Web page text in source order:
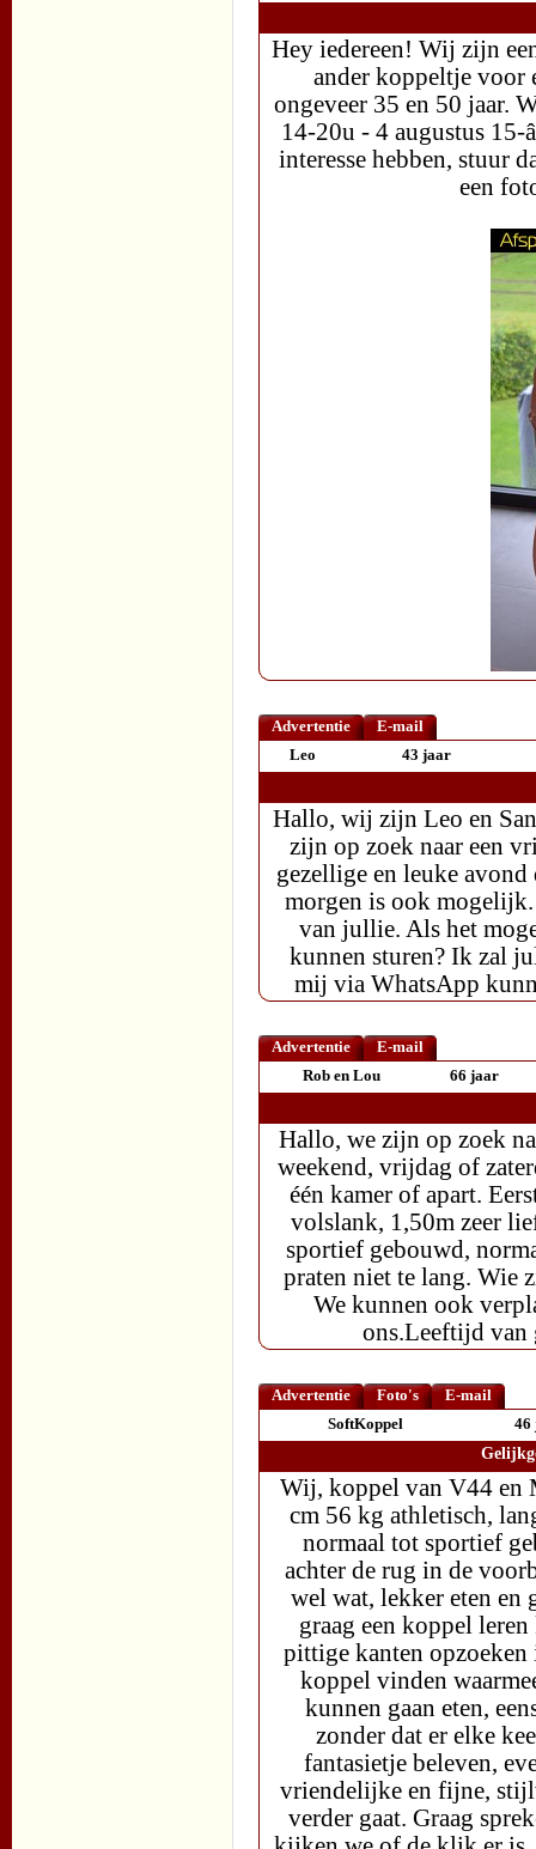
Hey iedereen! Wij zijn
ander koppeltje voor
ongeveer 35 en 50 jaar.
14-20u - 4 augustus 15-
interesse hebben, stuur
een
Advertentie
E-mail
Leo
43 jaar
Hallo, wij zijn Leo en
zijn op zoek naar een
gezellige en leuke
morgen is ook mogelijk.
van jullie. Als het
kunnen sturen? Ik zal
mij via WhatsApp
Advertentie
E-mail
Rob en Lou
66 jaar
Hallo, we zijn op zoek
weekend, vrijdag of
één kamer of apart.
volslank, 1,50m zeer
sportief gebouwd,
praten niet te lang. Wie
We kunnen ook
ons.Leeftijd
Advertentie Foto's
E-mail
SoftKoppel
46
Wij, koppel van V44 en
cm 56 kg athletisch,
normaal tot sportief
achter de rug in de
wel wat, lekker eten en
graag een koppel
pittige kanten opzoeken
koppel vinden
kunnen gaan eten,
zonder dat er elke
fantasietje beleven,
vriendelijke en fijne,
verder gaat. Graag